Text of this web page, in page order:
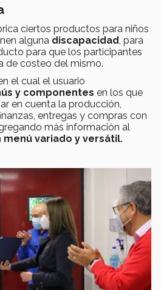
ciertos productos para niños
alguna discapacidad, para
para que los participantes
de costeo del mismo.
el cual el usuario
y componentes en los que
en cuenta la producción,
entregas y compras con
más información al
menú variado y versátil.